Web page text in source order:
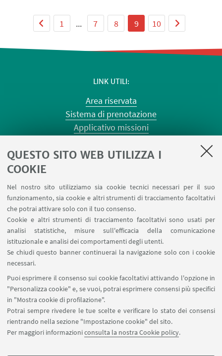
QUESTO SITO WEB UTILIZZA I
COOKIE
Nel nostro sito utilizziamo sia cookie tecnici necessari per il suo
funzionamento, sia cookie e altri strumenti di tracciamento facoltativi
che potrai attivare solo con il tuo consenso.
Cookie e altri strumenti di tracciamento facoltativi sono usati per
analisi statistiche, misure sull'efficacia della comunicazione
istituzionale e analisi dei comportamenti degli utenti.
Se chiudi questo banner continuerai la navigazione solo con i cookie
necessari.
Puoi esprimere il consenso sui cookie facoltativi attivando l'opzione in
"Personalizza cookie" e, se vuoi, potrai esprimere consensi più specifici
in "Mostra cookie di profilazione".
Potrai sempre rivedere le tue scelte e verificare lo stato dei consensi
rientrando nella sezione "Impostazione cookie" del sito.
Per maggiori informazioniconsulta la nostra Cookie policy.
1 ... 7 8 9 10
LINK UTILI
Area riservata
Sistema di prenotazione
Applicativo missioni
Planner aule Terracini
Forms per sottomissione eventi/notizie
Carta dei servizi
SEGUI IL DIPARTIMENTO SU:
SEGUI UNIBO SU:
APP: